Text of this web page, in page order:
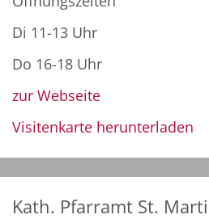
Di 11-13 Uhr
Do 16-18 Uhr
zur Webseite
Visitenkarte herunterladen
Kath. Pfarramt St.